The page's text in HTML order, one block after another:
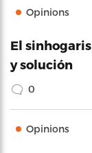
Opinions
El
y solución
0
Opinions